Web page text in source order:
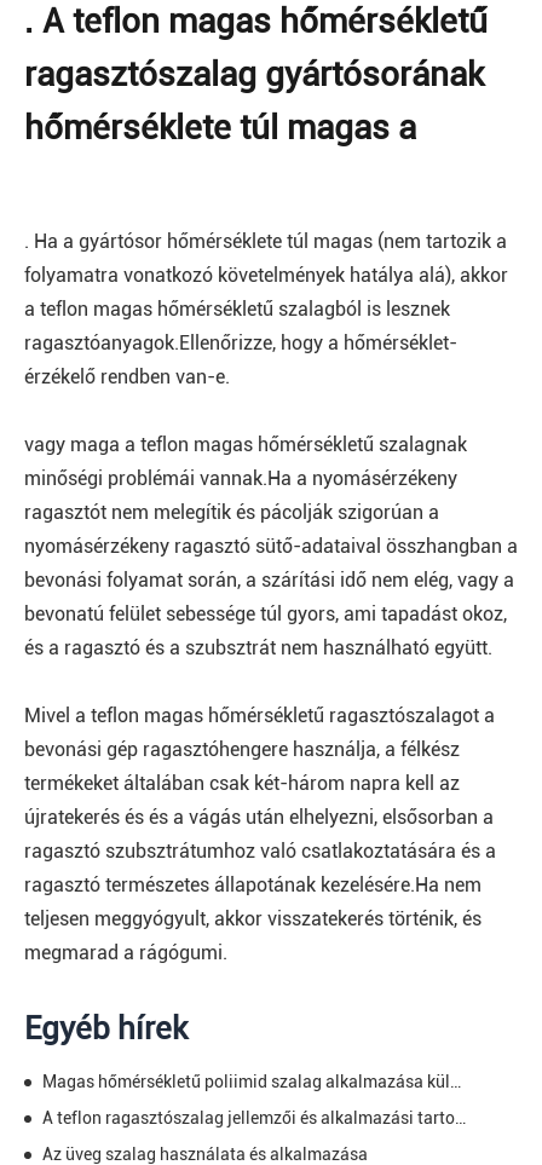
. A teflon magas hőmérsékletű
ragasztószalag gyártósorának
hőmérséklete túl magas a
. Ha a gyártósor hőmérséklete túl magas (nem tartozik a
folyamatra vonatkozó követelmények hatálya alá), akkor
a teflon magas hőmérsékletű szalagból is lesznek
ragasztóanyagok.Ellenőrizze, hogy a hőmérséklet-
érzékelő rendben van-e.
vagy maga a teflon magas hőmérsékletű szalagnak
minőségi problémái vannak.Ha a nyomásérzékeny
ragasztót nem melegítik és pácolják szigorúan a
nyomásérzékeny ragasztó sütő-adataival összhangban a
bevonási folyamat során, a szárítási idő nem elég, vagy a
bevonatú felület sebessége túl gyors, ami tapadást okoz,
és a ragasztó és a szubsztrát nem használható együtt.
Mivel a teflon magas hőmérsékletű ragasztószalagot a
bevonási gép ragasztóhengere használja, a félkész
termékeket általában csak két-három napra kell az
újratekerés és és a vágás után elhelyezni, elsősorban a
ragasztó szubsztrátumhoz való csatlakoztatására és a
ragasztó természetes állapotának kezelésére.Ha nem
teljesen meggyógyult, akkor visszatekerés történik, és
megmarad a rágógumi.
Egyéb hírek
Az üveg szalag használata és alkalmazása